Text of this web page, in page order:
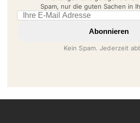
Spam, nur die guten Sachen in
Email address
Abonnieren
Kein Spam. Jederzeit